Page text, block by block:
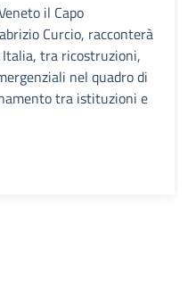
il Capo
Curcio, racconterà
tra ricostruzioni,
nel quadro di
tra istituzioni e